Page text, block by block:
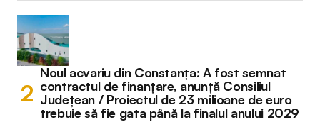
Noul acvariu din Constanța: A fost semnat
contractul de finanțare, anunță Consiliul
Județean / Proiectul de 23 milioane de euro
trebuie să fie gata până la finalul anului 2029